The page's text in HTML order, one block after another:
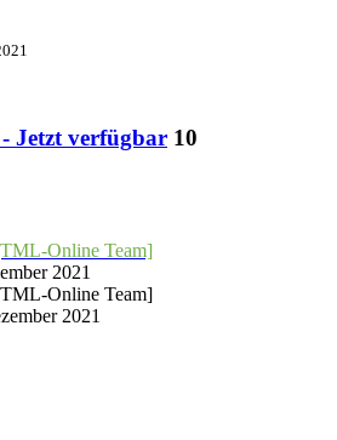
Jetzt verfügbar 10
Online Team]
2021
Online Team]
2021